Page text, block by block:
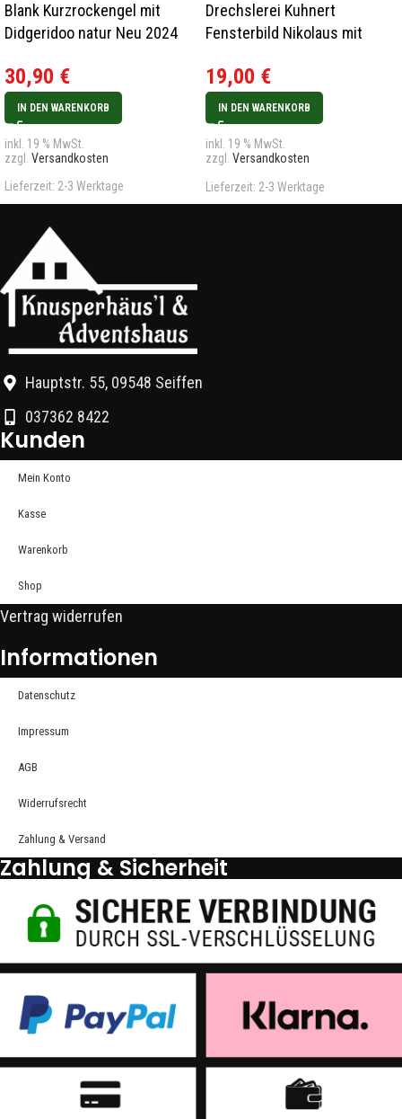
Blank Kurzrockengel mit
Didgeridoo natur Neu 2024
30,90 €
IN DEN WARENKORB
inkl. 19 % MwSt.
zzgl. Versandkosten
Lieferzeit: 2-3 Werktage
Drechslerei Kuhnert
Fensterbild Nikolaus mit
19,00 €
IN DEN WARENKORB
inkl. 19 % MwSt.
zzgl. Versandkosten
Lieferzeit: 2-3 Werktage
Hauptstr. 55, 09548 Seiffen
037362 8422
Kunden
Mein Konto
Kasse
Warenkorb
Shop
Vertrag widerrufen
Informationen
Datenschutz
Impressum
AGB
Widerrufsrecht
Zahlung & Versand
Zahlung & Sicherheit